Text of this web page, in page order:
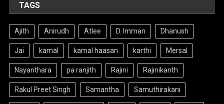
TAGS
Ajith Anirudh Atlee D. Imman Dhanush
Jai kamal kamal haasan karthi Mersal
Nayanthara pa ranjith Rajini Rajinikanth
Rakul Preet Singh Samantha Samuthirakani